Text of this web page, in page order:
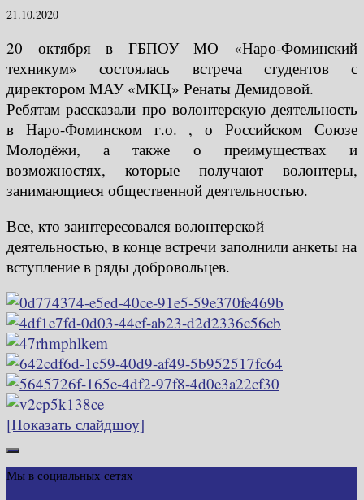
21.10.2020
20 октября в ГБПОУ МО «Наро-Фоминский
техникум» состоялась встреча студентов с
директором МАУ «МКЦ» Ренаты Демидовой.
Ребятам рассказали про волонтерскую деятельность
в Наро-Фоминском г.о. , о Российском Союзе
Молодёжи, а также о преимуществах и
возможностях, которые получают волонтеры,
занимающиеся общественной деятельностью.
Все, кто заинтересовался волонтерской
деятельностью, в конце встречи заполнили анкеты на
вступление в ряды добровольцев.
[Показать слайдшоу]
Мы в социальных сетях